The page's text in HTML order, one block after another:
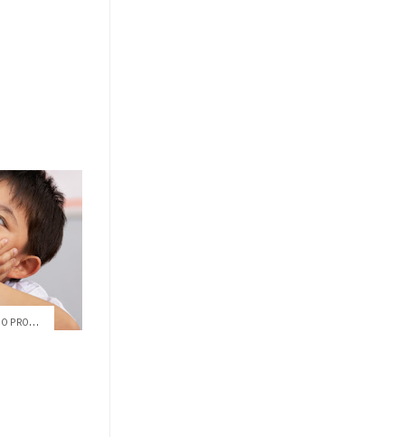
IDEA USFQ TE INVITA AL TALLER: CÓMO PROM...